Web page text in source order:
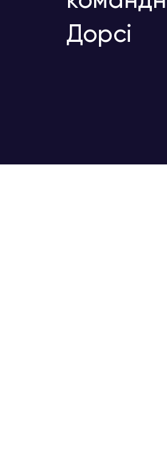
Дорсі